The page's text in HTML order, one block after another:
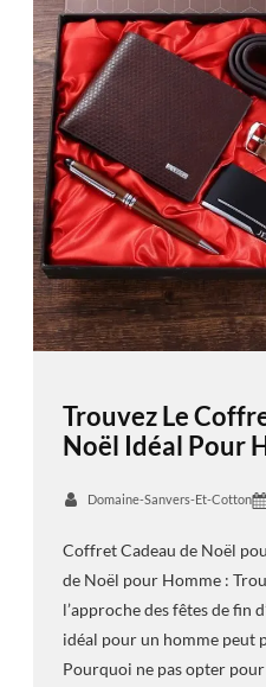
Trouvez Le
Noël Idéal Pour
Domaine-Sanvers-Et-Cotton
Coffret Cadeau de Noël
de Noël pour Homme :
l’approche des fêtes de fin
idéal pour un homme peut
Pourquoi ne pas opter